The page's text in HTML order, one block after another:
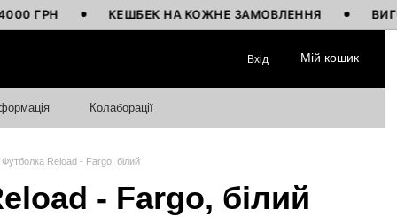
КЕШБЕК НА КОЖНЕ ЗАМОВЛЕННЯ
Вхід Мій кошик
Колаборації
Футболка Reload - Fargo, білий
- Fargo, білий